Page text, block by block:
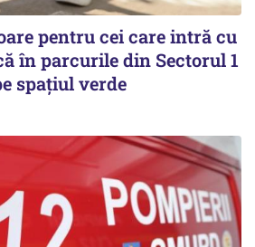
pentru cei care intră cu
în parcurile din Sectorul 1
spațiul verde